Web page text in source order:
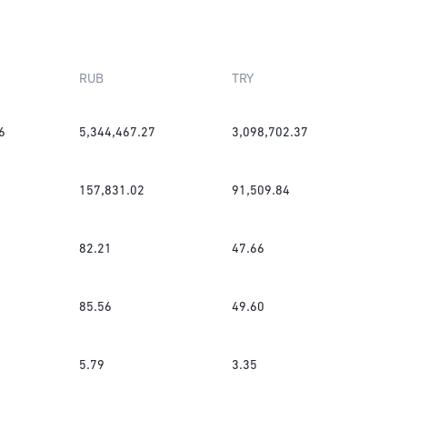
RUB TRY
5,344,467.27 3,098,702.37
157,831.02 91,509.84
82.21 47.66
85.56 49.60
5.79 3.35